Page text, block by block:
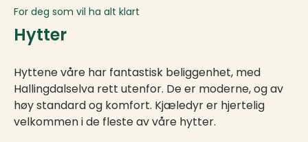
For deg som vil ha alt klart
Hytter
Hyttene våre har fantastisk beliggenhet, med
Hallingdalselva rett utenfor. De er moderne, og av
høy standard og komfort. Kjæledyr er hjertelig
velkommen i de fleste av våre hytter.